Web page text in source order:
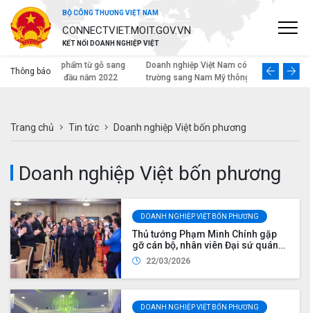
BỘ CÔNG THƯƠNG VIỆT NAM
CONNECTVIET.MOIT.GOV.VN
KẾT NỐI DOANH NGHIỆP VIỆT
Thông báo
gỗ sang
2022
Doanh nghiệp Việt Nam có thể mở rộng thị
trường sang Nam Mỹ thông qua Chile
Trang chủ Tin tức Doanh nghiệp Việt bốn phương
Doanh nghiệp Việt bốn phương
DOANH NGHIỆP VIỆT BỐN PHƯƠNG
Thủ tướng Phạm Minh Chính gặp
gỡ cán bộ, nhân viên Đại sứ quán
và cộng đồng người Việt Nam tại
Liên bang Nga
22/03/2026
DOANH NGHIỆP VIỆT BỐN PHƯƠNG